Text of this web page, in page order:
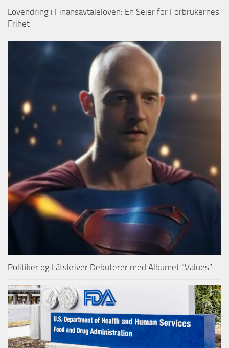
Lovendring i Finansavtaleloven: En Seier for Forbrukernes
Frihet
Politiker og Låtskriver Debuterer med Albumet “Values”